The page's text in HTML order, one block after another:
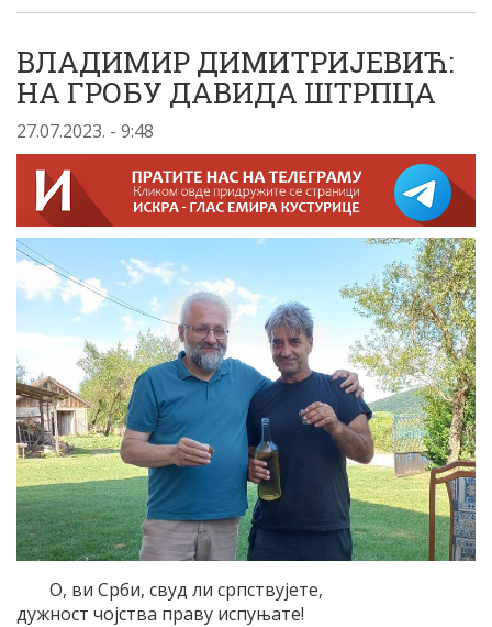
ВЛАДИМИР ДИМИТРИЈЕВИЋ:
НА ГРОБУ ДАВИДА ШТРПЦА
27.07.2023. - 9:48
О, ви Срби, свуд ли српствујете,
дужност чојства праву испуњате!